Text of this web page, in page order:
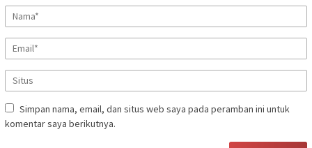
Simpan nama, email, dan situs web saya pada peramban ini untuk
komentar saya berikutnya.